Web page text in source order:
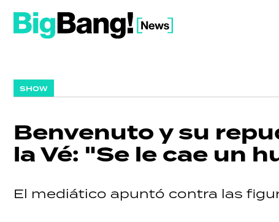
SHOW
Benvenuto y su
la Vé: "Se le cae un
El mediático apuntó contra las